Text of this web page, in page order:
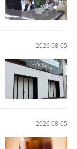
2026-08-05
2026-08-05